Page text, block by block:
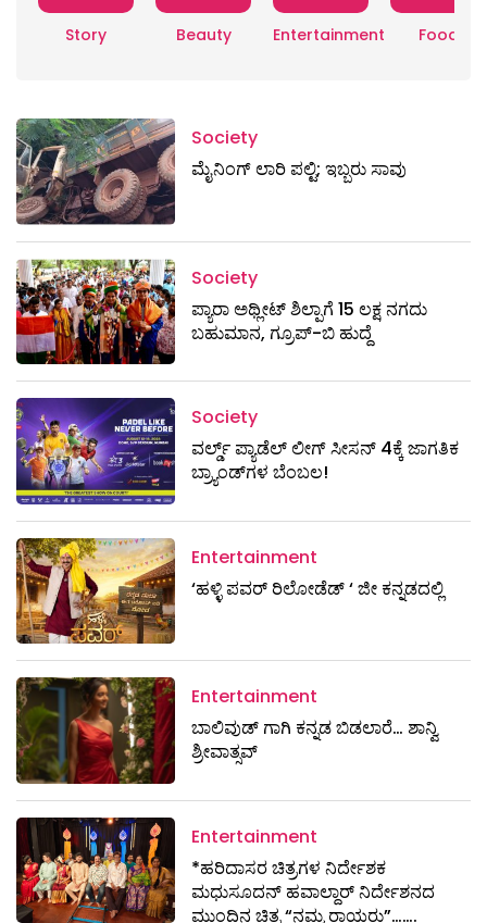
Story Beauty Entertainment Food
Society
ಮೈನಿಂಗ್‌ ಲಾರಿ ಪಲ್ಟಿ; ಇಬ್ಬರು ಸಾವು
Society
ಪ್ಯಾರಾ ಅಥ್ಲೀಟ್ ಶಿಲ್ಪಾಗೆ 15 ಲಕ್ಷ ನಗದು
ಬಹುಮಾನ, ಗ್ರೂಪ್-ಬಿ ಹುದ್ದೆ
Society
ವರ್ಲ್ಡ್ ಪ್ಯಾಡೆಲ್ ಲೀಗ್ ಸೀಸನ್ 4ಕ್ಕೆ ಜಾಗತಿಕ
ಬ್ರ್ಯಾಂಡ್‌ಗಳ ಬೆಂಬಲ!
Entertainment
‘ಹಳ್ಳಿ ಪವರ್ ರಿಲೋಡೆಡ್ ‘ ಜೀ ಕನ್ನಡದಲ್ಲಿ
Entertainment
ಬಾಲಿವುಡ್ ಗಾಗಿ ಕನ್ನಡ ಬಿಡಲಾರೆ… ಶಾನ್ವಿ
ಶ್ರೀವಾತ್ಸವ್
Entertainment
*ಹರಿದಾಸರ ಚಿತ್ರಗಳ ನಿರ್ದೇಶಕ
ಮಧುಸೂದನ್ ಹವಾಲ್ದಾರ್ ನಿರ್ದೇಶನದ
ಮುಂದಿನ ಚಿತ್ರ “ನಮ್ಮ ರಾಯರು”…….